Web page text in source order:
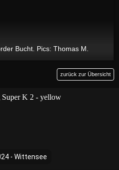
Bucht. Pics: Thomas M.
zurück zur Übersicht
- Wittensee